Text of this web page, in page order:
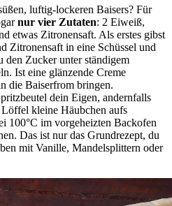
luftig-lockeren Baisers? Für
nur vier Zutaten: 2 Eiweiß,
etwas Zitronensaft. Als erstes gibst
Zitronensaft in eine Schüssel und
den Zucker unter ständigem
Ist eine glänzende Creme
die Baiserfrom bringen.
dein Eigen, andernfalls
kleine Häubchen aufs
100°C im vorgeheizten Backofen
Das ist nur das Grundrezept, du
mit Vanille, Mandelsplittern oder